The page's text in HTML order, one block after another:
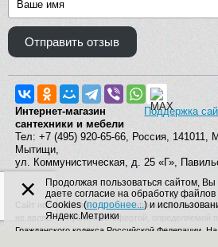
Отправить отзыв
Поддержка
Интернет-магазин
сантехники и мебели
Тел: +7 (495) 920-65-66, Россия, 141011,
Мытищи,
ул. Коммунистическая, д. 25 «Г»,
Сайт носит исключительно информационный
не является публичной офертой, определяемой
Гражданского кодекса Российской Федерации.
×
Продолжая пользоваться сайтом, Вы
даете согласие на обработку файлов
Cookies (подробнее...) и
Яндекс.Метрики